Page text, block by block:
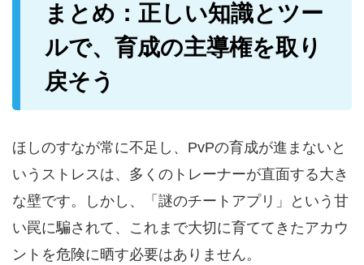
まとめ：正しい知識とツー
ルで、育成の主導権を取り
戻そう
ほしのすなが常に不足し、PvPの育成が進まないと
いうストレスは、多くのトレーナーが直面する大き
な壁です。しかし、「謎のチートアプリ」という甘
い罠に騙されて、これまで大切に育ててきたアカウ
ントを危険に晒す必要はありません。